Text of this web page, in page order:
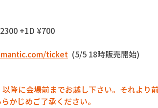
+1D ¥700
ticket (5/5 18時販売開始)
降に会場前までお越し下さい。それより
かじめご了承ください。